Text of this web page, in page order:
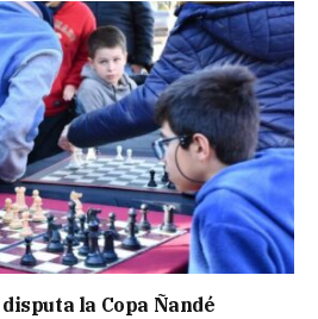
la Copa Ñandé